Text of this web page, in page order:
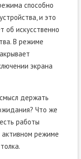
способно
и это
об искусственно
В режиме
экрана
держать
Что же
работы
режиме